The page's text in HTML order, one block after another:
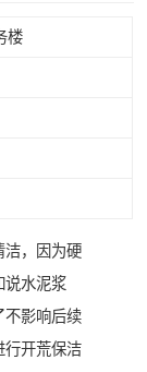
楼
洁，因为硬
说水泥浆
不影响后续
行开荒保洁